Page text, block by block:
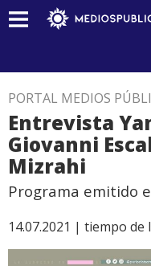
PORTAL MEDIOS
Entrevista
Giovanni
Mizrahi
Programa emitido
14.07.2021 | tiempo de